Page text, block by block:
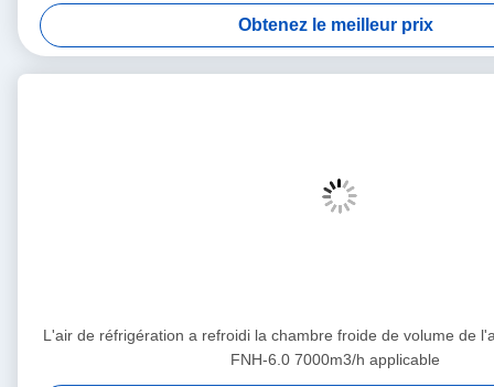
Obtenez le meilleur prix
L'air de réfrigération a refroidi la chambre froide de volume de
FNH-6.0 7000m3/h applicable